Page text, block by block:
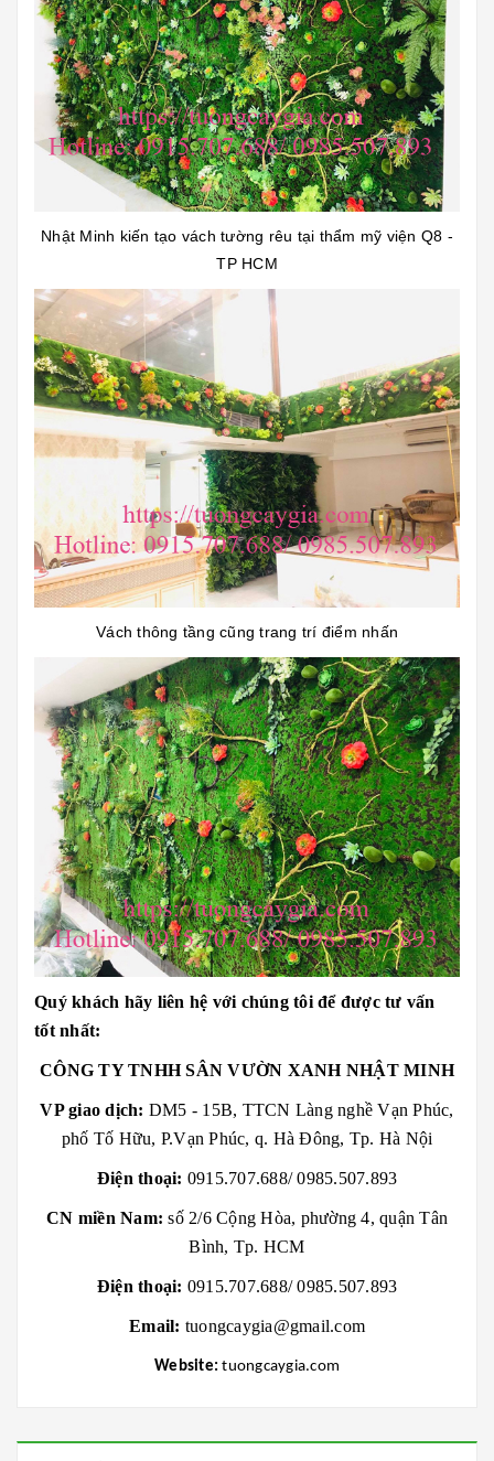
Nhật Minh kiến tạo vách tường rêu tại thẩm mỹ viện Q8 -
TP HCM
Vách thông tầng cũng trang trí điểm nhấn
Quý khách hãy liên hệ với chúng tôi để được tư vấn
tốt nhất:
CÔNG TY TNHH SÂN VƯỜN XANH NHẬT MINH
VP giao dịch: DM5 - 15B, TTCN Làng nghề Vạn Phúc,
phố Tố Hữu, P.Vạn Phúc, q. Hà Đông, Tp. Hà Nội
Điện thoại: 0915.707.688/ 0985.507.893
CN miền Nam: số 2/6 Cộng Hòa, phường 4, quận Tân
Bình, Tp. HCM
Điện thoại: 0915.707.688/ 0985.507.893
Email: tuongcaygia@gmail.com
Website: tuongcaygia.com